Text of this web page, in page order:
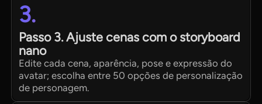
3.
Passo 3. Ajuste cenas com o storyboard
nano
Edite cada cena, aparência, pose e expressão do
avatar; escolha entre 50 opções de personalização
de personagem.